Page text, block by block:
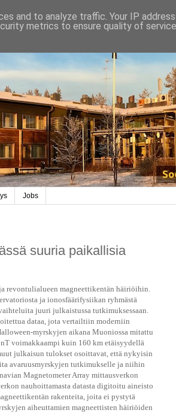
Jobs
suuria paikallisia
revontulialueen magneettikentän häiriöihin.
ja ionosfäärifysiikan ryhmästä
juuri julkaistussa tutkimuksessaan.
dataa, jota vertailtiin moderniin
myrskyjen aikana Muoniossa mitattu
voimakkaampi kuin 160 km etäisyydellä
julkaisun tulokset osoittavat, että nykyisin
avaruusmyrskyjen tutkimukselle ja niihin
Magnetometer Array mittausverkon
nauhoittamasta datasta digitoitu aineisto
rakenteita, joita ei pystytä
aiheuttamien magneettisten häiriöiden
and to analyze traffic. Your IP
metrics to ensure quality of